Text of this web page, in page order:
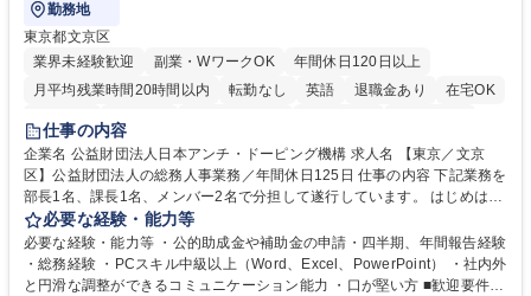
勤務地
東京都文京区
業界未経験歓迎
副業・WワークOK
年間休日120日以上
月平均残業時間20時間以内
転勤なし 英語 退職金あり
在宅OK
賞与あり
育休あり
食事補助あり
仕事の内容
企業名 公益財団法人日本アンチ・ドーピング機構 求人名 【東京／文京
区】公益財団法人の総務人事業務／年間休日125日 仕事の内容 下記業務を
部長1名、課長1名、メンバー2名で分担して遂行しています。 はじめは担
当者として業務を覚えていただき、ゆくゆくはリーダーやマネージャーポ
ジションとして活躍いただくことを期待しています。 【総務・人事グルー
プの業務内容】 ・人事制度関連 ・採用活動 ・教育研修の企画、実行 ・勤
怠管理 ・官公庁への各種提出 ・法定の会議運営（評議員会、理事会） ・
必要な経験・能力等
必要な経験・能力等 ・公的助成金や補助金の申請・四半期、年間報告経験
・総務経験 ・PCスキル中級以上（Word、Excel、PowerPoint） ・社内外
と円滑な調整ができるコミュニケーション能力 ・口が堅い方 ■歓迎要件